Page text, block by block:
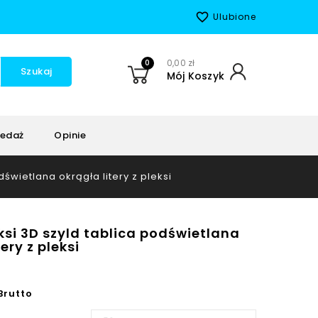
favorite_border Ulubione
Szukaj
0 0,00 zł
Mój Koszyk
Opinie
okrągła litery z pleksi
3D szyld tablica podświetlana
z pleksi